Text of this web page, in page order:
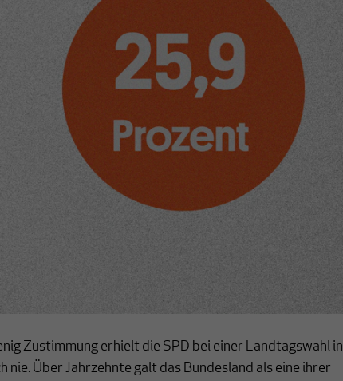
Zustimmung erhielt die SPD bei einer Landtagswahl in
nie. Über Jahrzehnte galt das Bundesland als eine ihrer